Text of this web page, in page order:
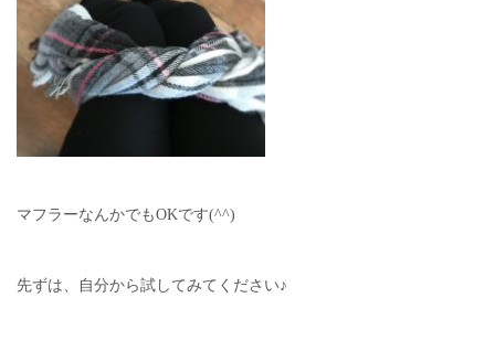
マフラーなんかでもOKです(^^)
先ずは、自分から試してみてください♪